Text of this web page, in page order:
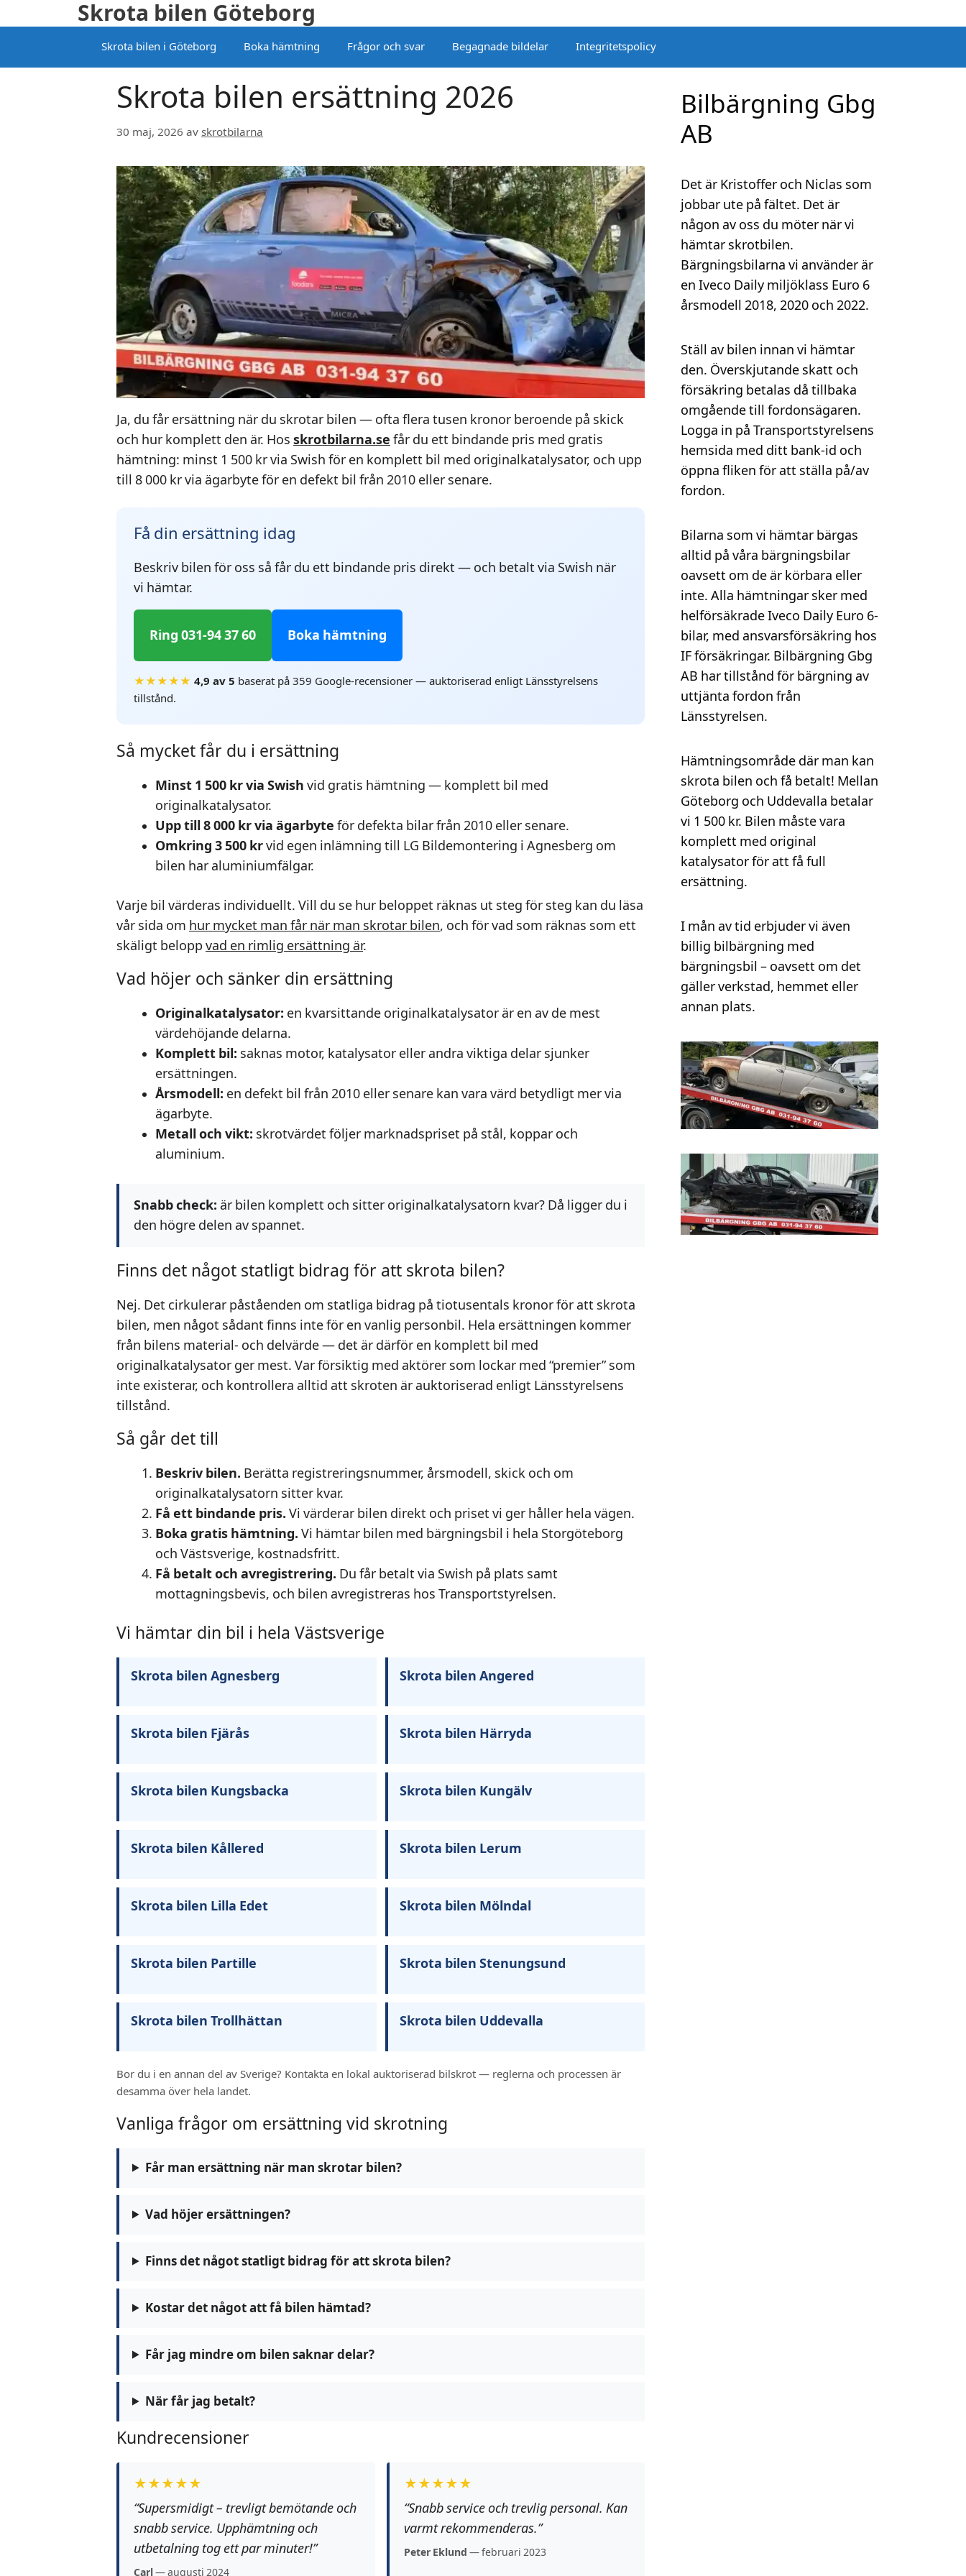
till
Skrota bilen Göteborg
Skrota bilen i Göteborg Boka hämtning Frågor och svar Begagnade bildelar Integritetspolicy
Skrota bilen ersättning 2026
30 maj, 2026 av skrotbilarna
Ja, du får ersättning när du skrotar bilen — ofta flera tusen kronor beroende på skick
och hur komplett den är. Hos skrotbilarna.se får du ett bindande pris med gratis
hämtning: minst 1 500 kr via Swish för en komplett bil med originalkatalysator, och upp
till 8 000 kr via ägarbyte för en defekt bil från 2010 eller senare.
Få din ersättning idag
Beskriv bilen för oss så får du ett bindande pris direkt — och betalt via Swish när
vi hämtar.
Ring 031-94 37 60 Boka hämtning
★★★★★ 4,9 av 5 baserat på 359 Google-recensioner — auktoriserad enligt Länsstyrelsens
tillstånd.
Så mycket får du i ersättning
Minst 1 500 kr via Swish vid gratis hämtning — komplett bil med
originalkatalysator.
Upp till 8 000 kr via ägarbyte för defekta bilar från 2010 eller senare.
Omkring 3 500 krvid egen inlämning till LG Bildemontering i Agnesberg om
bilen har aluminiumfälgar.
Varje bil värderas individuellt. Vill du se hur beloppet räknas ut steg för steg kan du läsa
vår sida om hur mycket man får när man skrotar bilen, och för vad som räknas som ett
skäligt belopp vad en rimlig ersättning är.
Vad höjer och sänker din ersättning
Originalkatalysator: en kvarsittande originalkatalysator är en av de mest
värdehöjande delarna.
Komplett bil: saknas motor, katalysator eller andra viktiga delar sjunker
ersättningen.
Årsmodell: en defekt bil från 2010 eller senare kan vara värd betydligt mer via
ägarbyte.
Metall och vikt: skrotvärdet följer marknadspriset på stål, koppar och
aluminium.
Snabb check: är bilen komplett och sitter originalkatalysatorn kvar? Då ligger du i
den högre delen av spannet.
Finns det något statligt bidrag för att skrota bilen?
Nej. Det cirkulerar påståenden om statliga bidrag på tiotusentals kronor för att skrota
bilen, men något sådant finns inte för en vanlig personbil. Hela ersättningen kommer
från bilens material- och delvärde — det är därför en komplett bil med
originalkatalysator ger mest. Var försiktig med aktörer som lockar med “premier” som
inte existerar, och kontrollera alltid att skroten är auktoriserad enligt Länsstyrelsens
tillstånd.
Så går det till
Beskriv bilen. Berätta registreringsnummer, årsmodell, skick och om
originalkatalysatorn sitter kvar.
Få ett bindande pris. Vi värderar bilen direkt och priset vi ger håller hela vägen.
Boka gratis hämtning. Vi hämtar bilen med bärgningsbil i hela Storgöteborg
och Västsverige, kostnadsfritt.
Få betalt och avregistrering. Du får betalt via Swish på plats samt
mottagningsbevis, och bilen avregistreras hos Transportstyrelsen.
Vi hämtar din bil i hela Västsverige
Skrota bilen Agnesberg Skrota bilen Angered
Skrota bilen Fjärås Skrota bilen Härryda
Skrota bilen Kungsbacka Skrota bilen Kungälv
Skrota bilen Kållered Skrota bilen Lerum
Skrota bilen Lilla Edet Skrota bilen Mölndal
Skrota bilen Partille Skrota bilen Stenungsund
Skrota bilen Trollhättan Skrota bilen Uddevalla
Bor du i en annan del av Sverige? Kontakta en lokal auktoriserad bilskrot — reglerna och processen är
desamma över hela landet.
Vanliga frågor om ersättning vid skrotning
Får man ersättning när man skrotar bilen?
Vad höjer ersättningen?
Finns det något statligt bidrag för att skrota bilen?
Kostar det något att få bilen hämtad?
Får jag mindre om bilen saknar delar?
När får jag betalt?
Kundrecensioner
★★★★★
“Supersmidigt – trevligt bemötande och
snabb service. Upphämtning och
utbetalning tog ett par minuter!”
Carl — augusti 2024
★★★★★
“Snabb service och trevlig personal. Kan
varmt rekommenderas.”
Peter Eklund — februari 2023
Bilbärgning Gbg
AB
Det är Kristoffer och Niclas som
jobbar ute på fältet. Det är
någon av oss du möter när vi
hämtar skrotbilen.
Bärgningsbilarna vi använder är
en Iveco Daily miljöklass Euro 6
årsmodell 2018, 2020 och 2022.
Ställ av bilen innan vi hämtar
den. Överskjutande skatt och
försäkring betalas då tillbaka
omgående till fordonsägaren.
Logga in på Transportstyrelsens
hemsida med ditt bank-id och
öppna fliken för att ställa på/av
fordon.
Bilarna som vi hämtar bärgas
alltid på våra bärgningsbilar
oavsett om de är körbara eller
inte. Alla hämtningar sker med
helförsäkrade Iveco Daily Euro 6-
bilar, med ansvarsförsäkring hos
IF försäkringar. Bilbärgning Gbg
AB har tillstånd för bärgning av
uttjänta fordon från
Länsstyrelsen.
Hämtningsområde där man kan
skrota bilen och få betalt! Mellan
Göteborg och Uddevalla betalar
vi 1 500 kr. Bilen måste vara
komplett med original
katalysator för att få full
ersättning.
I mån av tid erbjuder vi även
billig bilbärgning med
bärgningsbil – oavsett om det
gäller verkstad, hemmet eller
annan plats.